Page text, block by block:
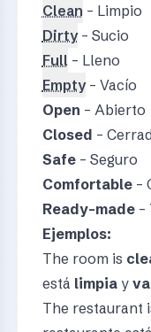
Clean – Limpio
Dirty– Sucio
Full – Lleno
Empty– Vacío
Open – Abierto
Closed –
Safe– Seguro
Comfortable–
Ready-made–
Ejemplos:
The room is
está limpiay
The restaurant